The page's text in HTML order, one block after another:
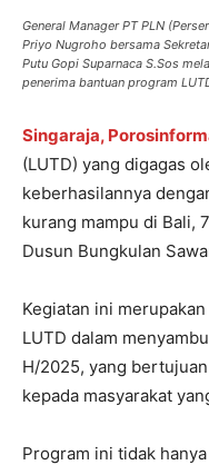
General Manager PT PLN
Priyo Nugroho bersama
Putu Gopi Suparnaca S.Sos
penerima bantuan program
Singaraja,
(LUTD) yang digagas
keberhasilannya
kurang mampu di Bali,
Dusun Bungkulan
Kegiatan ini
LUTD dalam
H/2025, yang
kepada masyarakat
Program ini tidak